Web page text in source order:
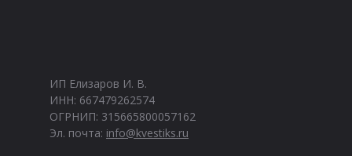
ИП Елизаров И. В.
ИНН: 667479262574
ОГРНИП: 315665800057162
Эл. почта: info@kvestiks.ru